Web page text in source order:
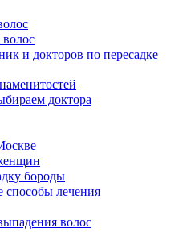
и докторов по пересадке
доктора
бороды
лечения
волос